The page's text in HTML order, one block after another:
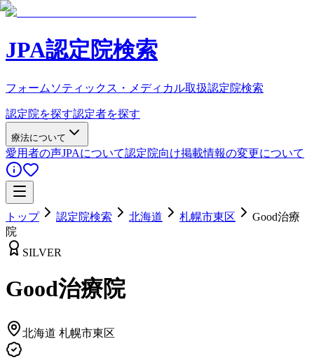
JPA認定院検索
フォームソティックス・メディカル取扱認定院検索
認定院を探す認定者を探す
療法について
愛用者の声JPAについて認定院向け掲載情報の変更について
トップ 認定院検索 北海道 札幌市東区
Good治療
院
SILVER
Good治療院
北海道 札幌市東区